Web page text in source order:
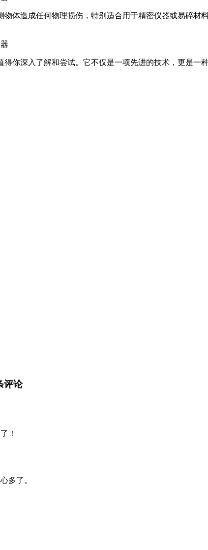
体造成任何物理损伤，特别适合用于精密仪器或易碎材
你深入了解和尝试。它不仅是一项先进的技术，更是一
评论
！
多了。